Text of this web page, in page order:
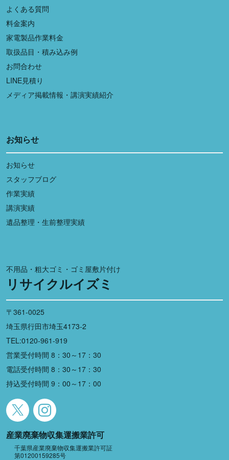
よくある質問
料金案内
家電製品作業料金
取扱品目・積み込み例
お問合わせ
LINE見積り
メディア掲載情報・講演実績紹介
お知らせ
お知らせ
スタッフブログ
作業実績
講演実績
遺品整理・生前整理実績
不用品・粗大ゴミ・ゴミ屋敷片付け
リサイクルイズミ
〒361-0025
埼玉県行田市埼玉4173-2
TEL:0120-961-919
営業受付時間 8：30～17：30
電話受付時間 8：30～17：30
持込受付時間 9：00～17：00
産業廃棄物収集運搬業許可
千葉県産業廃棄物収集運搬業許可証
第01200159285号